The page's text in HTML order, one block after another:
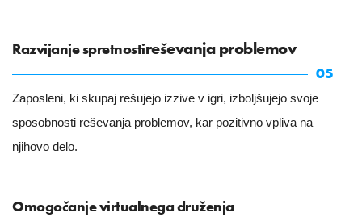
Razvijanje spretnostireševanja problemov
05
Zaposleni, ki skupaj rešujejo izzive v igri, izboljšujejo svoje
sposobnosti reševanja problemov, kar pozitivno vpliva na
njihovo delo.
Omogočanje virtualnega druženja